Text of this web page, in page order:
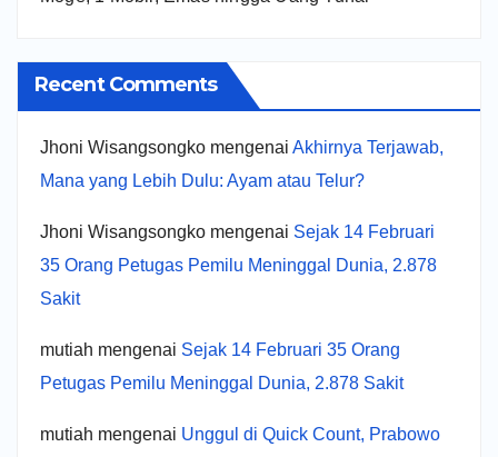
Recent Comments
Jhoni Wisangsongko mengenai Akhirnya Terjawab,
Mana yang Lebih Dulu: Ayam atau Telur?
Jhoni Wisangsongko mengenai Sejak 14 Februari
35 Orang Petugas Pemilu Meninggal Dunia, 2.878
Sakit
mutiah mengenai Sejak 14 Februari 35 Orang
Petugas Pemilu Meninggal Dunia, 2.878 Sakit
mutiah mengenai Unggul di Quick Count, Prabowo